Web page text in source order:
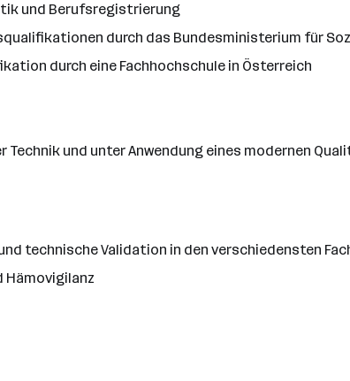
und Berufsregistrierung
durch das Bundesministerium für
durch eine Fachhochschule in Österreich
und unter Anwendung eines modernen
technische Validation in den verschiedensten